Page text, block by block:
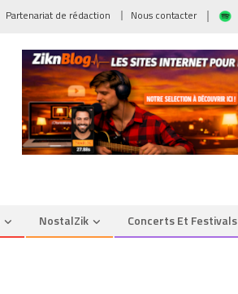
Partenariat de rédaction Nous contacter
NostalZik Concerts Et Festivals